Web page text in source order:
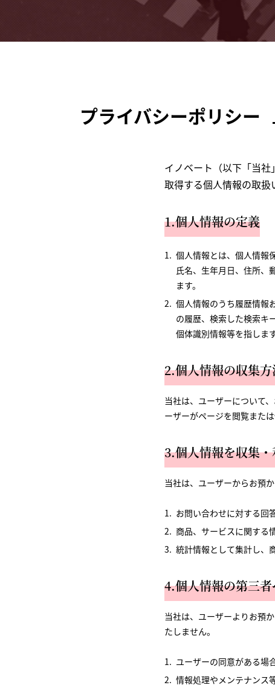
プライバシーポリシー
イノベート（以下「当
取得する個人情報の取扱
1.個人情報の定義
個人情報とは、個人情報
氏名、生年月日、住所、
ます。
個人情報のうち履歴情報
の履歴、検索した検索キ
個体識別情報等を指します
2.個人情報の収集
当社は、ユーザーについて
ーザーがページを閲覧また
3.個人情報を収集
当社は、ユーザーからお預
お問い合わせに対する回
商品、サービスに関する
統計情報として集計し、
4.個人情報の第三
当社は、ユーザーよりお預
たしません。
ユーザーの同意がある場
情報処理やメンテナンス